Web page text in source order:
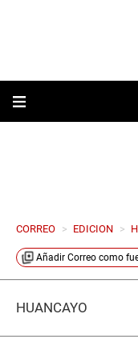
CORREO > EDICION >
Añadir Correo como
HUANCAYO